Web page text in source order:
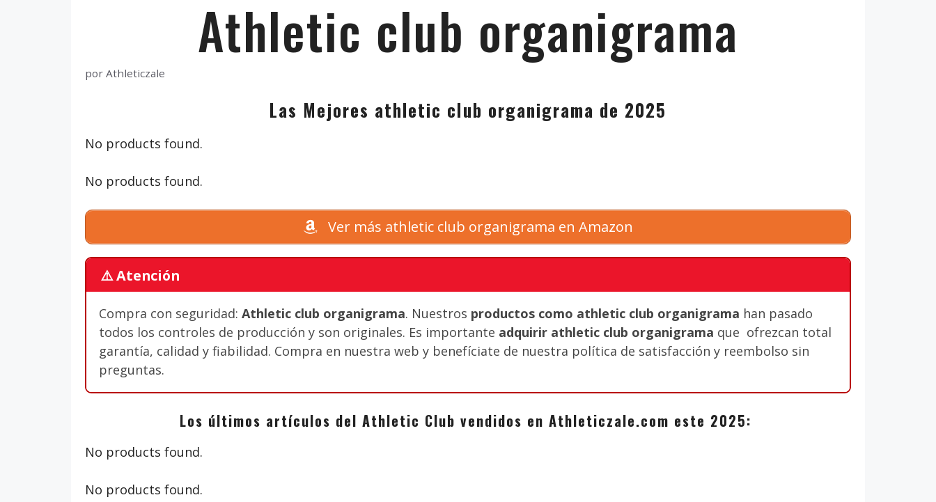
Athletic club organigrama
por Athleticzale
Las Mejores athletic club organigrama de 2025
No products found.
No products found.
Ver más athletic club organigrama en Amazon
⚠️ Atención
Compra con seguridad: Athletic club organigrama. Nuestros productos como athletic club organigrama han pasado
todos los controles de producción y son originales. Es importante adquirir athletic club organigrama que ofrezcan total
garantía, calidad y fiabilidad. Compra en nuestra web y benefíciate de nuestra política de satisfacción y reembolso sin
preguntas.
Los últimos artículos del Athletic Club vendidos en Athleticzale.com este 2025:
No products found.
No products found.